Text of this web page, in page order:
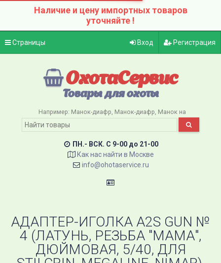
Наличие и цену импортных товаров
уточняйте !
Страницы Вход Регистрация
ОхотаСервис
Товары для охоты
Например: Манок-диафр Манок-диафр Манок на
ПН.- ВСК. C 9-00 до 21-00
Как нас найти в Москве
info@ohotaservice.ru
АДАПТЕР-ИГОЛКА A2S GUN​ №
4 (ЛАТУНЬ, РЕЗЬБА "МАМА",
ДЮЙМОВАЯ, 5/40, ДЛЯ